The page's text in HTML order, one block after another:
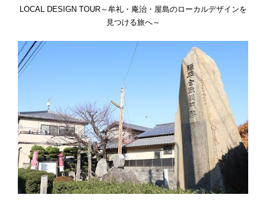
LOCAL DESIGN TOUR～牟礼・庵治・屋島のローカルデザインを
見つける旅へ～